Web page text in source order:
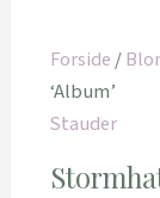
Forside/
‘Album’
Stauder